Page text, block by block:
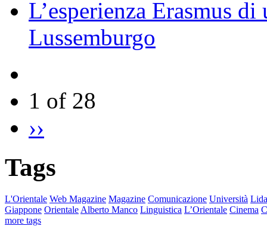
L’esperienza Erasmus
Lussemburgo
1 of 28
››
Tags
L'Orientale Web Magazine Magazine Comunicazione Università
Giappone Orientale Alberto Manco Linguistica L’Orientale Cinema
more tags